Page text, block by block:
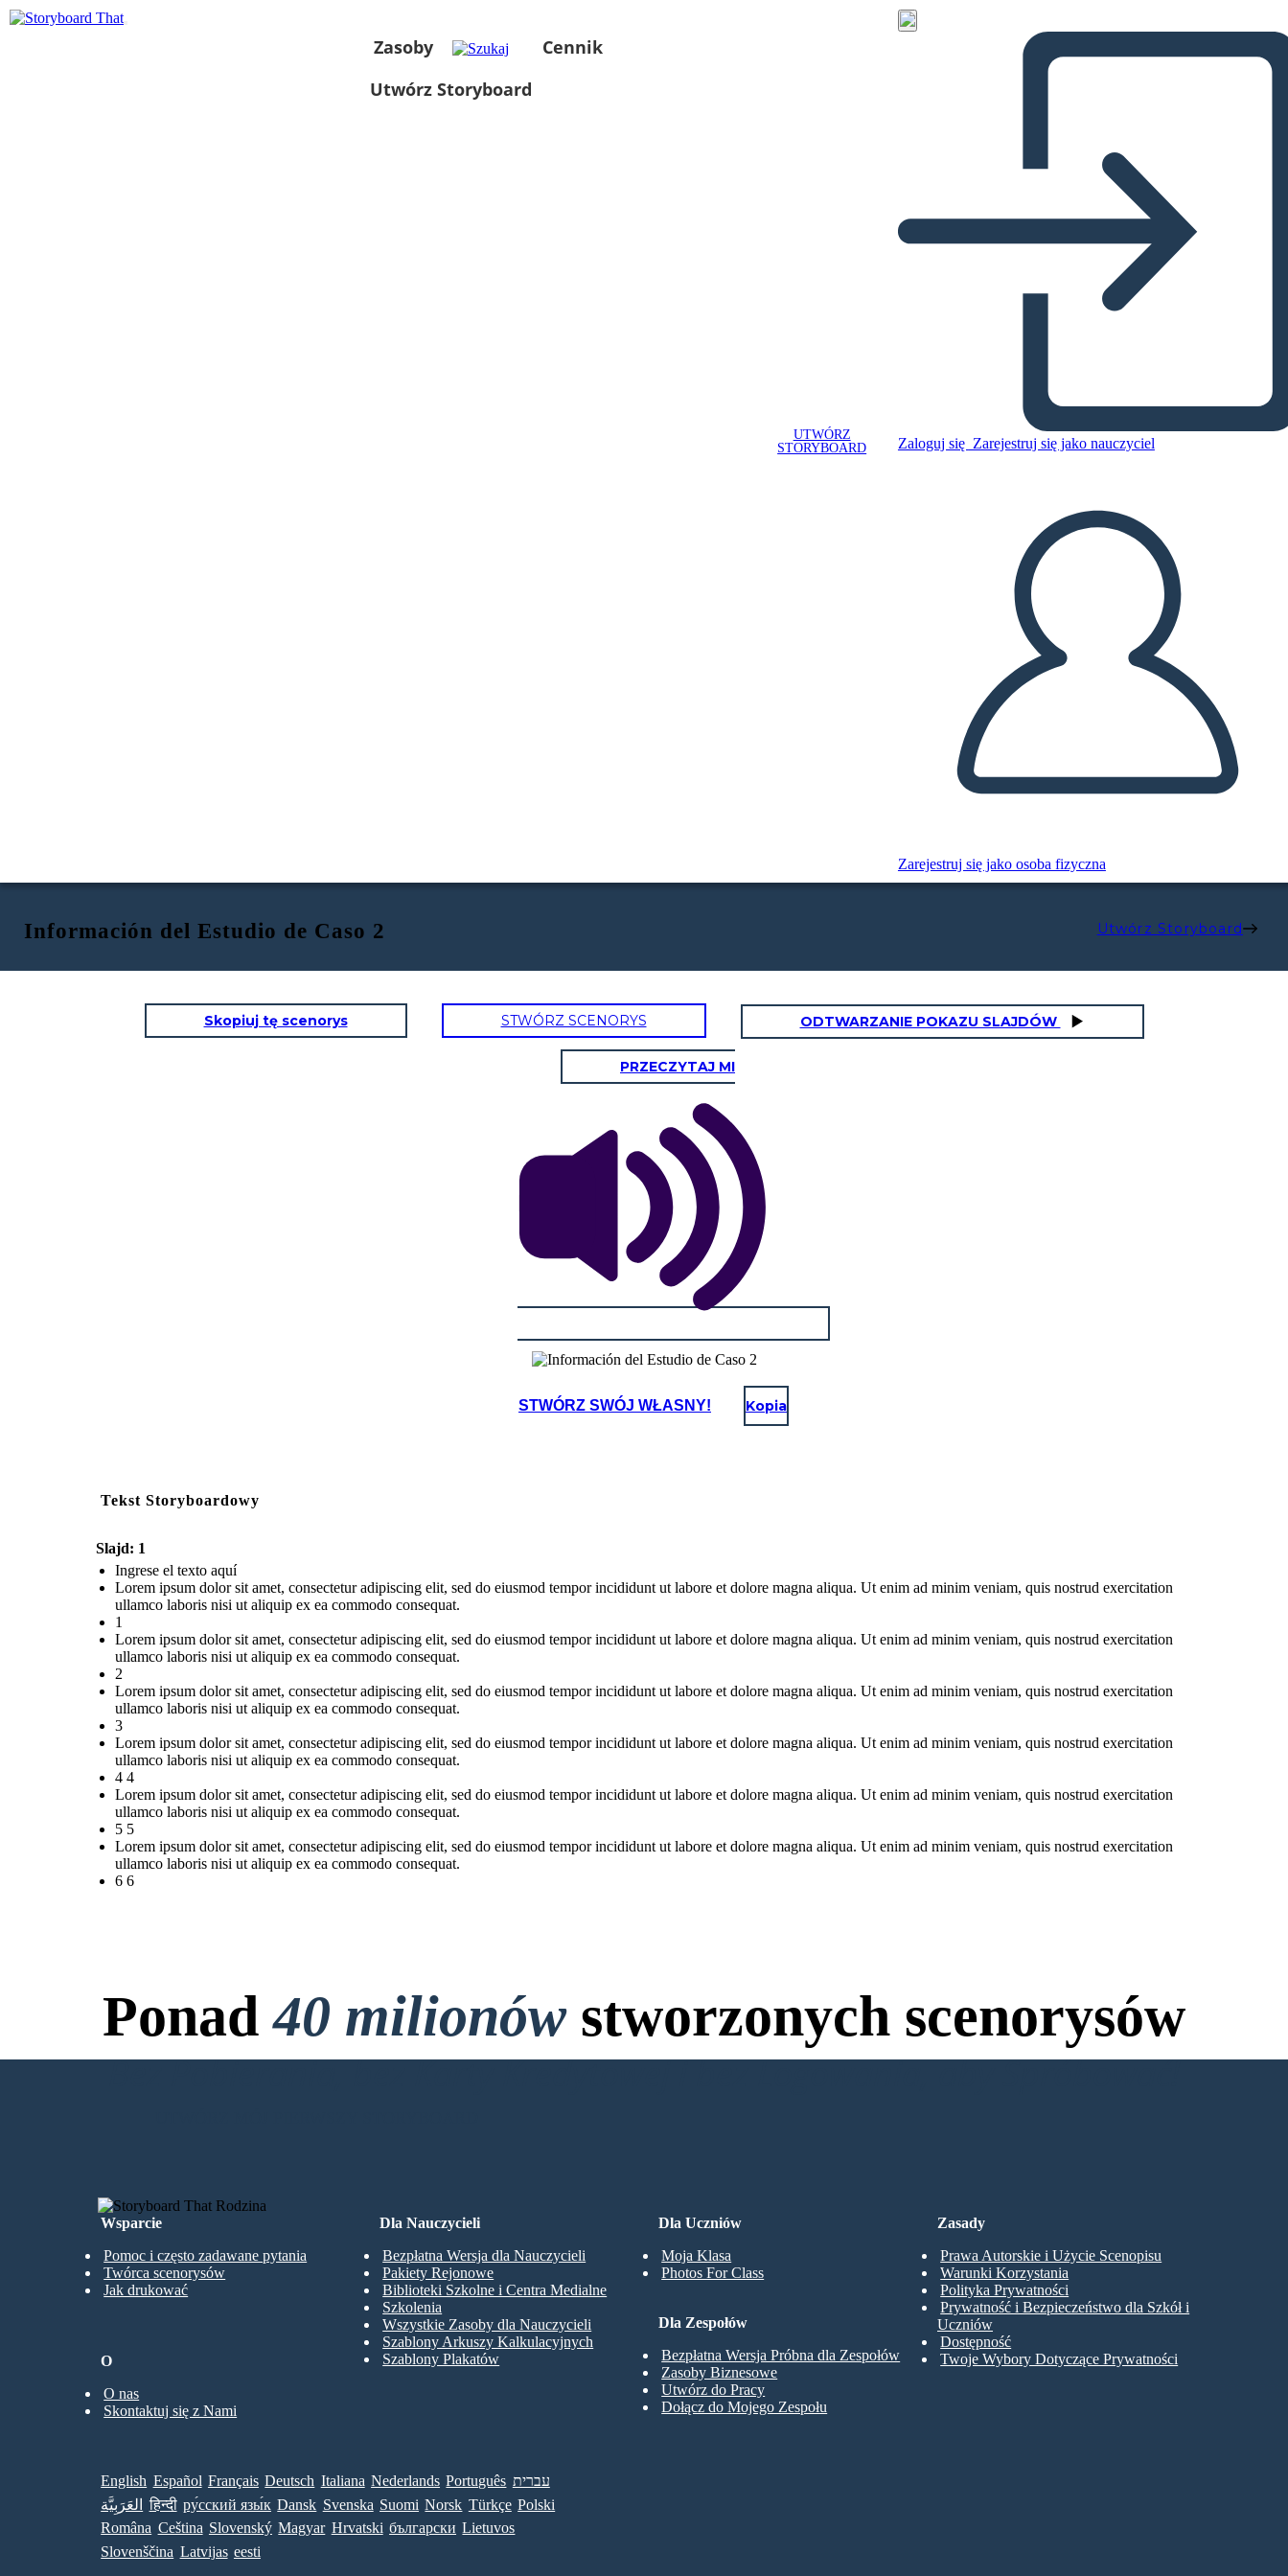
Zasoby
Cennik
Utwórz Storyboard
UTWÓRZ
STORYBOARD
Zaloguj się Zarejestruj się jako nauczyciel
Zarejestruj się jako osoba fizyczna
Información del Estudio de Caso 2 Utwórz Storyboard
Skopiuj tę scenorys STWÓRZ SCENORYS ODTWARZANIE POKAZU SLAJDÓW
PRZECZYTAJ MI
STWÓRZ SWÓJ WŁASNY! Kopia
Tekst Storyboardowy
Slajd: 1
Ingrese el texto aquí
Lorem ipsum dolor sit amet, consectetur adipiscing elit, sed do eiusmod tempor incididunt ut labore et dolore magna aliqua. Ut enim ad minim veniam, quis nostrud exercitation
ullamco laboris nisi ut aliquip ex ea commodo consequat.
1
Lorem ipsum dolor sit amet, consectetur adipiscing elit, sed do eiusmod tempor incididunt ut labore et dolore magna aliqua. Ut enim ad minim veniam, quis nostrud exercitation
ullamco laboris nisi ut aliquip ex ea commodo consequat.
2
Lorem ipsum dolor sit amet, consectetur adipiscing elit, sed do eiusmod tempor incididunt ut labore et dolore magna aliqua. Ut enim ad minim veniam, quis nostrud exercitation
ullamco laboris nisi ut aliquip ex ea commodo consequat.
3
Lorem ipsum dolor sit amet, consectetur adipiscing elit, sed do eiusmod tempor incididunt ut labore et dolore magna aliqua. Ut enim ad minim veniam, quis nostrud exercitation
ullamco laboris nisi ut aliquip ex ea commodo consequat.
4 4
Lorem ipsum dolor sit amet, consectetur adipiscing elit, sed do eiusmod tempor incididunt ut labore et dolore magna aliqua. Ut enim ad minim veniam, quis nostrud exercitation
ullamco laboris nisi ut aliquip ex ea commodo consequat.
5 5
Lorem ipsum dolor sit amet, consectetur adipiscing elit, sed do eiusmod tempor incididunt ut labore et dolore magna aliqua. Ut enim ad minim veniam, quis nostrud exercitation
ullamco laboris nisi ut aliquip ex ea commodo consequat.
6 6
Ponad40 milionówstworzonych scenorysów
Bez Pobierania, bez Karty Kredytowej i bez Logowania, aby Spróbować!
Wsparcie
Pomoc i często zadawane pytania
Twórca scenorysów
Jak drukować
Dla Uczniów
Moja Klasa
Photos For Class
Dla Nauczycieli
Bezpłatna Wersja dla Nauczycieli
Pakiety Rejonowe
Biblioteki Szkolne i Centra Medialne
Szkolenia
Wszystkie Zasoby dla Nauczycieli
Szablony Arkuszy Kalkulacyjnych
Szablony Plakatów
Dla Zespołów
Bezpłatna Wersja Próbna dla Zespołów
Zasoby Biznesowe
Utwórz do Pracy
Dołącz do Mojego Zespołu
O
O nas
Skontaktuj się z Nami
Zasady
Prawa Autorskie i Użycie Scenopisu
Warunki Korzystania
Polityka Prywatności
Prywatność i Bezpieczeństwo dla Szkół i
Uczniów
Dostępność
Twoje Wybory Dotyczące Prywatności
English Español Français Deutsch Italiana Nederlands Português עברית
العَرَبِيَّة
हिन्दी ру́сский язы́к Dansk Svenska Suomi Norsk Türkçe Polski
Româna Ceština Slovenský Magyar Hrvatski български Lietuvos
Slovenščina Latvijas eesti